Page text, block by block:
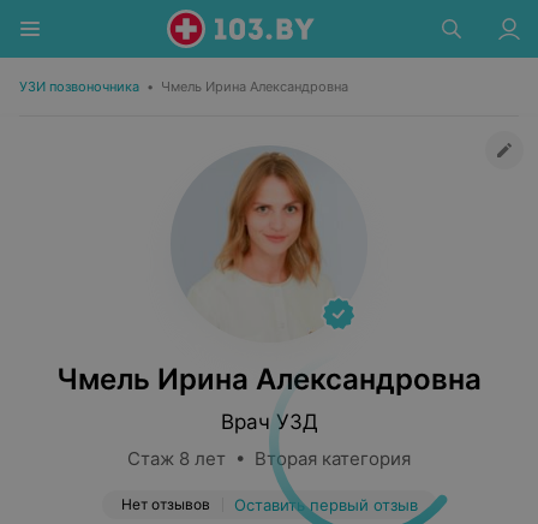
УЗИ позвоночника • Чмель Ирина Александровна
Чмель Ирина Александровна
Врач УЗД
Стаж 8 лет • Вторая категория
Нет отзывов Оставить первый отзыв